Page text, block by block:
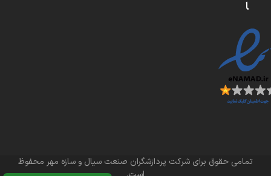
ا
تمامی حقوق برای شرکت پردازشگران صنعت سیال و سازه مهر محفوظ